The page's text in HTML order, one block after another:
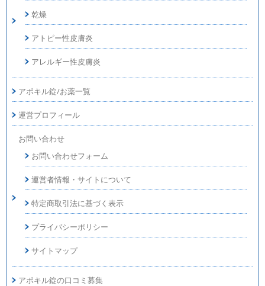
乾燥
アトピー性皮膚炎
アレルギー性皮膚炎
アポキル錠/お薬一覧
運営プロフィール
お問い合わせ
お問い合わせフォーム
運営者情報・サイトについて
特定商取引法に基づく表示
プライバシーポリシー
サイトマップ
アポキル錠の口コミ募集